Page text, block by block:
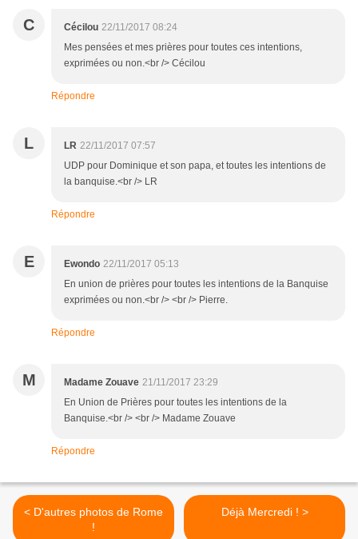
C Cécilou 22/11/2017 08:24
Mes pensées et mes prières pour toutes ces intentions,
exprimées ou non.<br /> Cécilou
Répondre
L LR 22/11/2017 07:57
UDP pour Dominique et son papa, et toutes les intentions de
la banquise.<br /> LR
Répondre
E Ewondo 22/11/2017 05:13
En union de prières pour toutes les intentions de la Banquise
exprimées ou non.<br /> <br /> Pierre.
Répondre
M Madame Zouave 21/11/2017 23:29
En Union de Prières pour toutes les intentions de la
Banquise.<br /> <br /> Madame Zouave
Répondre
< D'autres photos de Rome
!
Déjà Mercredi ! >